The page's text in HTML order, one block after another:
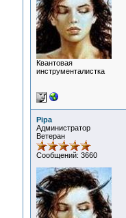
Квантовая
инструменталистка
Pipa
Администратор
Ветеран
Сообщений: 3660